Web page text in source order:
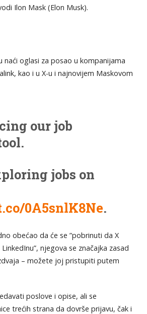
Ilon Mask (Elon Musk).
naći oglasi za posao u kompanijama
kao i u X-u i najnovijem Maskovom
our job
jobs on
0A5snlK8Ne.
(@XHiring)
16, 2023
obećao da će se ”pobrinuti da X
njegova se značajka zasad
– možete joj pristupiti putem
poslove i opise, ali se
trećih strana da dovrše prijavu, čak i